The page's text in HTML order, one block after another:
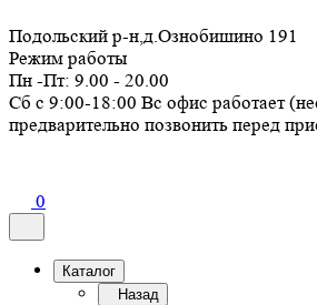
Подольский р-н,д.Ознобишино 191
Режим работы
Пн -Пт: 9.00 - 20.00
Сб с 9:00-18:00 Вс офис работает
предварительно позвонить перед
0
Каталог
Назад